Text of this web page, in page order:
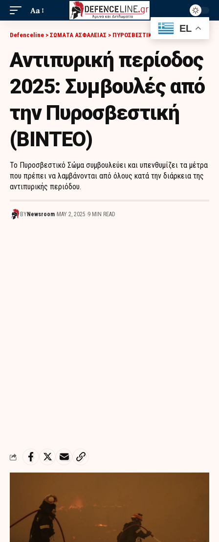
Aa
Defenceline > ΣΩΜΑΤΑ ΑΣΦΑΛΕΙΑΣ > ΠΥΡΟΣΒΕΣΤΙΚΗ >ΑΝΤΙΠΥΡΙΚΉ ΠΕΡΊΟΔΟΣ 2025: ΣΥΜΒΟΥΛΈΣ ΑΠΌ ΤΗΝ ΠΥΡΟΣΒΕΣΤΙΚΉ (ΒΙΝΤΕΟ)
Αντιπυρική περίοδος
2025: Συμβουλές από
την Πυροσβεστική
(ΒΙΝΤΕΟ)
Το Πυροσβεστικό Σώμα συμβουλεύει και υπενθυμίζει τα μέτρα
που πρέπει να λαμβάνονται από όλους κατά την διάρκεια της
αντιπυρικής περιόδου.
BY Newsroom MAY 2, 2025 9 MIN READ
EL